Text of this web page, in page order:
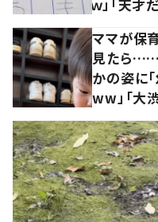
ｗ」「天才
ママが保
見たら……
かの姿に
ww」「大